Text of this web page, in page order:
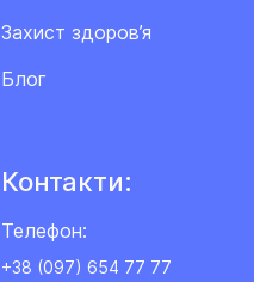
Захист здоров’я
Блог
Контакти:
Телефон:
+38 (097) 654 77 77